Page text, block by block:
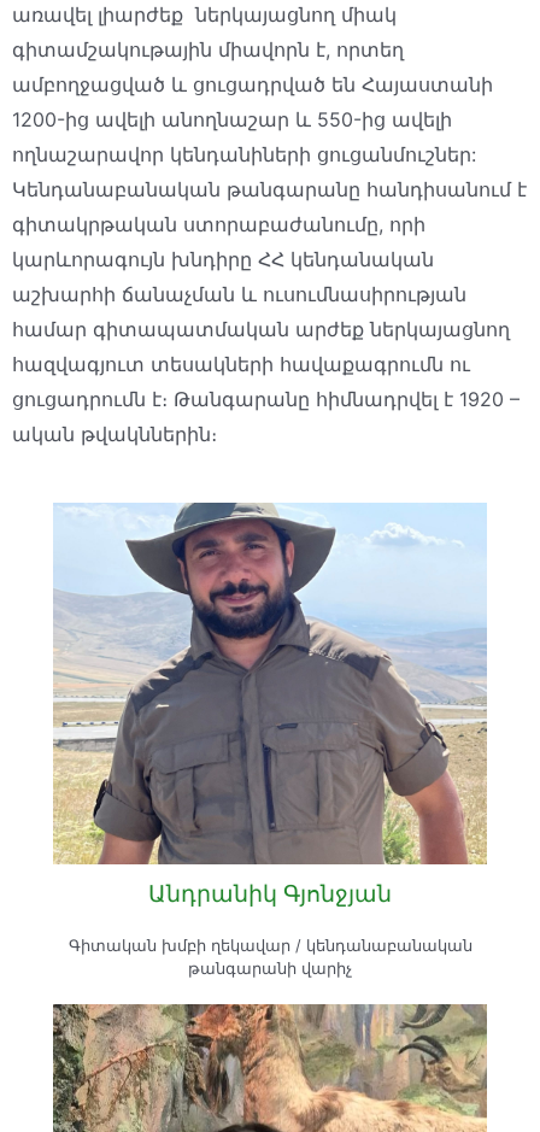
առավել լիարժեք ներկայացնող միակ
գիտամշակութային միավորն է, որտեղ
ամբողջացված և ցուցադրված են Հայաստանի
1200-ից ավելի անողնաշար և 550-ից ավելի
ողնաշարավոր կենդանիների ցուցանմուշներ:
Կենդանաբանական թանգարանը հանդիսանում է
գիտակրթական ստորաբաժանումը, որի
կարևորագույն խնդիրը ՀՀ կենդանական
աշխարհի ճանաչման և ուսումնասիրության
համար գիտապատմական արժեք ներկայացնող
հազվագյուտ տեսակների հավաքագրումն ու
ցուցադրումն է։ Թանգարանը հիմնադրվել է 1920 –
ական թվակններին։
Անդրանիկ Գյոնջյան
Գիտական խմբի ղեկավար / կենդանաբանական
թանգարանի վարիչ